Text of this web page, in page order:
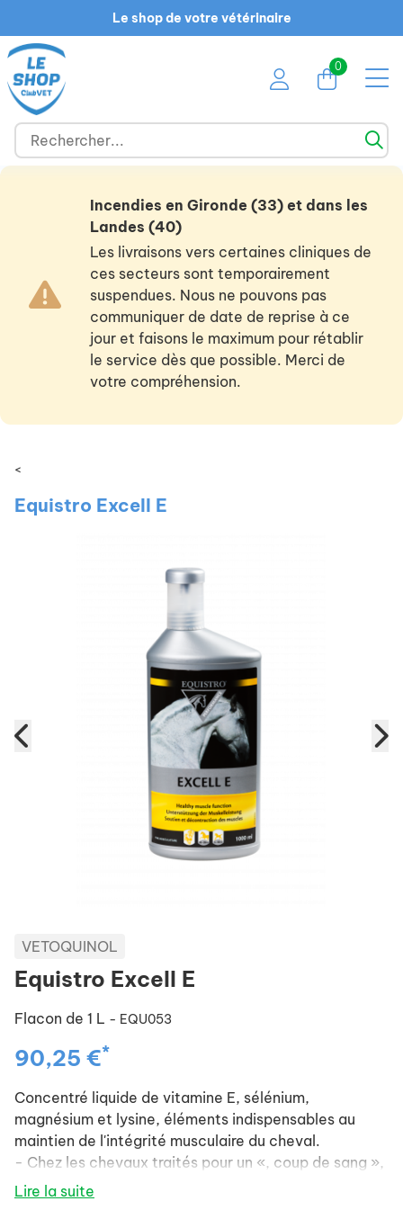
Le shop de votre vétérinaire
0
Incendies en Gironde (33) et dans les
Landes (40)
Les livraisons vers certaines cliniques de
ces secteurs sont temporairement
suspendues. Nous ne pouvons pas
communiquer de date de reprise à ce
jour et faisons le maximum pour rétablir
le service dès que possible. Merci de
votre compréhension.
<
Equistro Excell E
VETOQUINOL
Equistro Excell E
Flacon de 1 L - EQU053
90,25 €*
Concentré liquide de vitamine E, sélénium,
magnésium et lysine, éléments indispensables au
maintien de l'intégrité musculaire du cheval.
- Chez les chevaux traités pour un «, coup de sang »,
(myosite ou rhabdomyolyse).
Lire la suite